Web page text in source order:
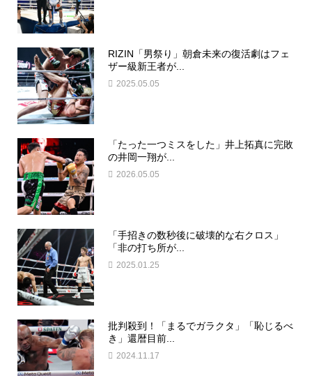
RIZIN「男祭り」朝倉未来の復活劇はフェ
ザー級新王者が...
2025.05.05
「たった一つミスをした」井上拓真に完敗
の井岡一翔が...
2026.05.05
「手招きの数秒後に破壊的な右クロス」
「非の打ち所が...
2025.01.25
批判殺到！「まるでガラクタ」「恥じるべ
き」還暦目前...
2024.11.17